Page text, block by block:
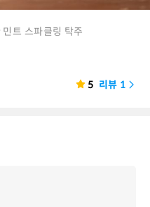
트 스파클링 탁주
5 리뷰 1